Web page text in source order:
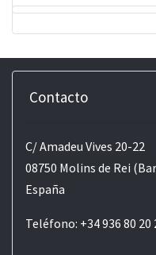
Contacto
C/ Amadeu Vives 20-22
08750 Molins de Rei
España
Teléfono: +34 936 80 20